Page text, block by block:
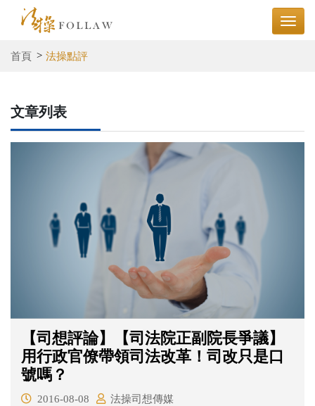
首頁 法操點評
文章列表
【司想評論】【司法院正副院長爭議】
用行政官僚帶領司法改革！司改只是口
號嗎？
2016-08-08
法操司想傳媒